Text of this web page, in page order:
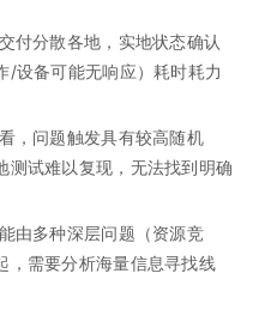
付分散各地，实地状态确认
/设备可能无响应）耗时耗力
，问题触发具有较高随机
测试难以复现，无法找到明确
由多种深层问题（资源竞
，需要分析海量信息寻找线